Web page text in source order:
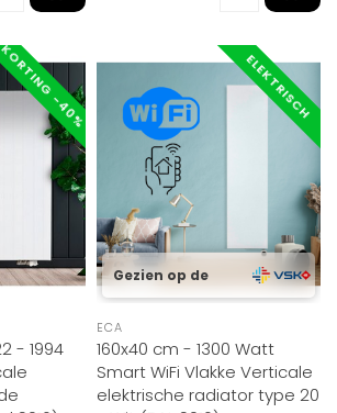
-40%
- 1994
ELEKTRISCH
Gezien op de
ECA
160x40 cm - 1300 Watt
Smart WiFi Vlakke Verticale
elektrische radiator type 20